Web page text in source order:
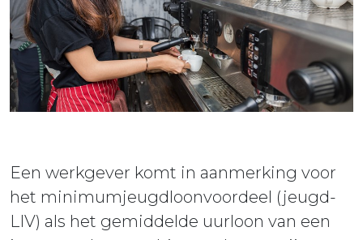
Een werkgever komt in aanmerking voor
het minimumjeugdloonvoordeel (jeugd-
LIV) als het gemiddelde uurloon van een